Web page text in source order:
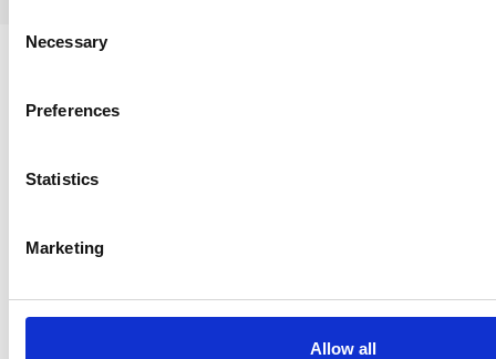
Selection
Necessary
Preferences
Statistics
Marketing
Allow all